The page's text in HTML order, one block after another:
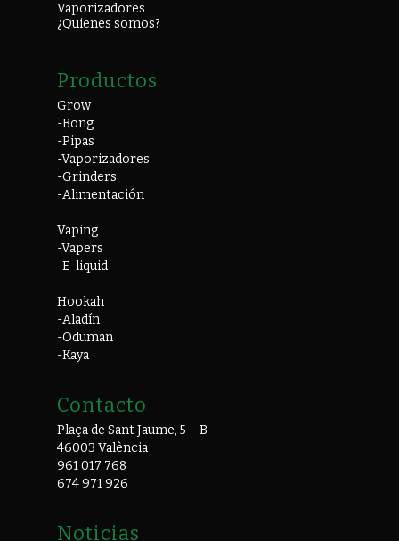
Vaporizadores
¿Quienes somos?
Productos
Grow
-Bong
-Pipas
-Vaporizadores
-Grinders
-Alimentación
Vaping
-Vapers
-E-liquid
Hookah
-Aladín
-Oduman
-Kaya
Contacto
Plaça de Sant Jaume, 5 – B
46003 València
961 017 768
674 971 926
Noticias